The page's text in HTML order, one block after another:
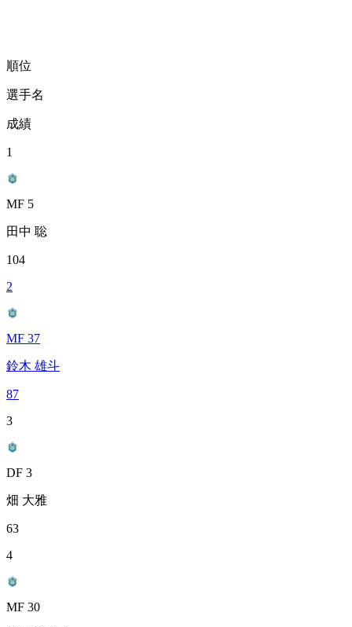
順位
選手名
成績
1
MF 5
田中 聡
104
2
MF 37
鈴木 雄斗
87
3
DF 3
畑 大雅
63
4
MF 30